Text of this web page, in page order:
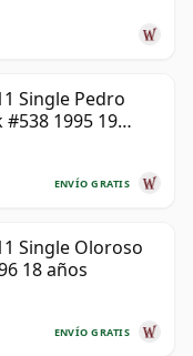
Single Pedro
#538 1995 19
ENVÍO GRATIS
Single Oloroso
18 años
ENVÍO GRATIS